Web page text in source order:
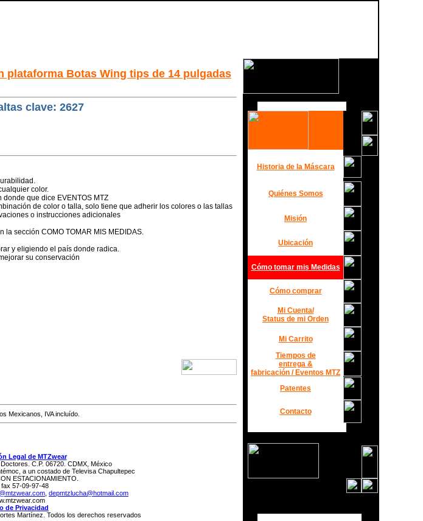
plataforma Botas Wing tips de 14 pulgadas
clave: 2627
color.
que dice EVENTOS MTZ
de color o talla, solo tiene que adherir los colores o las tallas
o instrucciones adicionales
la sección COMO TOMAR MIS MEDIDAS.
y eligiendo el país donde radica.
su conservación
Mexicanos, IVA incluído.
Legal de MTZwear
C.P. 06720. CDMX, México
a un costado de Televisa Chapultepec
ESTACIONAMIENTO.
fax 57-09-97-48
depmtzlucha@hotmail.com
de Privacidad
Martínez. Todos los derechos reservados
Historia de la Máscara
Quiénes Somos
Misión
Ubicación
Cómo tomar mis Medidas
Cómo comprar
Mi Cuenta/
Status de mi Orden
Mi Carrito
Tiempos de
entrega &
fabricación / Eventos MTZ
Patentes
Contacto